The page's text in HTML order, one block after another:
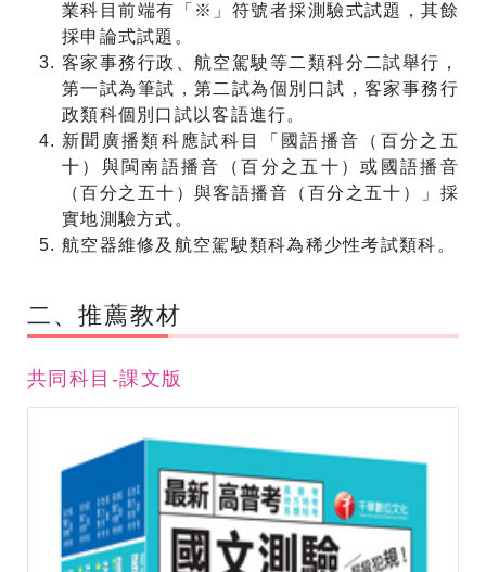
業科目前端有「※」符號者採測驗式試題，其餘
採申論式試題。
客家事務行政、航空駕駛等二類科分二試舉行，
第一試為筆試，第二試為個別口試，客家事務行
政類科個別口試以客語進行。
新聞廣播類科應試科目「國語播音（百分之五
十）與閩南語播音（百分之五十）或國語播音
（百分之五十）與客語播音（百分之五十）」採
實地測驗方式。
航空器維修及航空駕駛類科為稀少性考試類科。
​二、推薦教材
共同科目-課文版